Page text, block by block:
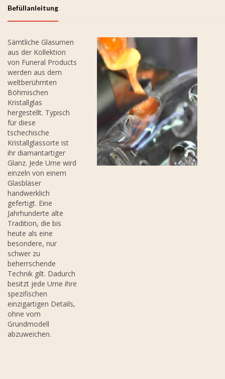
Befüllanleitung
Sämtliche Glasurnen
aus der Kollektion
von Funeral Products
werden aus dem
weltberühmten
Böhmischen
Kristallglas
hergestellt. Typisch
für diese
tschechische
Kristallglassorte ist
ihr diamantartiger
Glanz. Jede Urne wird
einzeln von einem
Glasbläser
handwerklich
gefertigt. Eine
Jahrhunderte alte
Tradition, die bis
heute als eine
besondere, nur
schwer zu
beherrschende
Technik gilt. Dadurch
besitzt jede Urne ihre
spezifischen
einzigartigen Details,
ohne vom
Grundmodell
abzuweichen.